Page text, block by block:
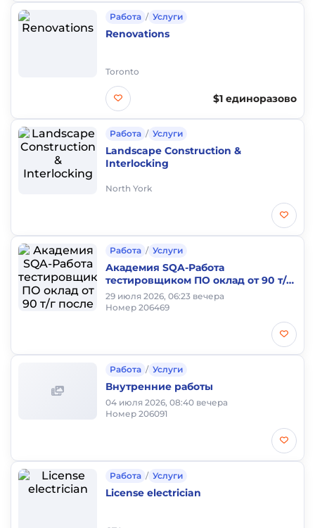
Работа / Услуги
Renovations
Toronto
$1 единоразово
Работа / Услуги
Landscape Construction &
Interlocking
North York
Работа / Услуги
Академия SQA-Работа
тестировщиком ПО оклад от 90 т/г
после окончания Курса-AI Software
QA testing
29 июля 2026, 06:23 вечера
Номер 206469
Работа / Услуги
Внутренние работы
04 июля 2026, 08:40 вечера
Номер 206091
Работа / Услуги
License electrician